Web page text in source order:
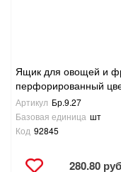
Ящик для овощей и
перфорированный
Артикул Бр.9.27
Базовая единица шт
Код 92845
280.80 руб